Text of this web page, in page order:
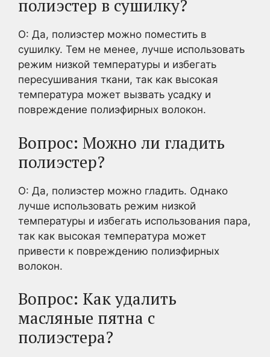
полиэстер в сушилку?
О: Да, полиэстер можно поместить в
сушилку. Тем не менее, лучше использовать
режим низкой температуры и избегать
пересушивания ткани, так как высокая
температура может вызвать усадку и
повреждение полиэфирных волокон.
Вопрос: Можно ли гладить
полиэстер?
О: Да, полиэстер можно гладить. Однако
лучше использовать режим низкой
температуры и избегать использования пара,
так как высокая температура может
привести к повреждению полиэфирных
волокон.
Вопрос: Как удалить
масляные пятна с
полиэстера?